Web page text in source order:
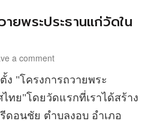
ยพระประธานแก่วัดใน
a comment
"โครงการถวายพระ
ทย"โดยวัดแรกที่เราได้สร้าง
ดอนชัย ตำบลงอบ อำเภอ